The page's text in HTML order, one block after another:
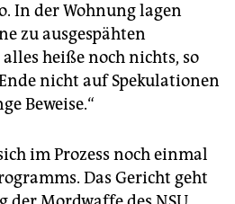
In der Wohnung lagen
zu ausgespähten
heiße noch nichts, so
nicht auf Spekulationen
Beweise.“
im Prozess noch einmal
Das Gericht geht